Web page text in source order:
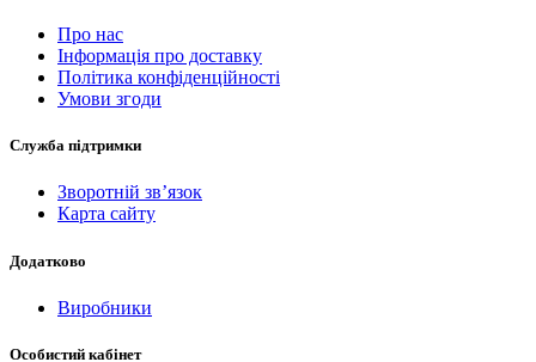
Про нас
Інформація про доставку
Політика конфіденційності
Умови згоди
Служба підтримки
Зворотній зв’язок
Карта сайту
Додатково
Виробники
Особистий кабінет